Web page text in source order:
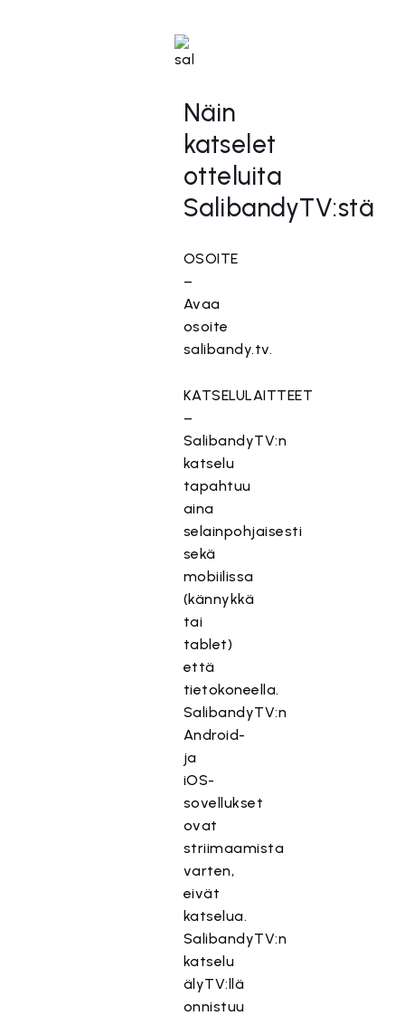
Näin
katselet
otteluita
SalibandyTV:stä
OSOITE
–
Avaa
osoite
salibandy.tv.
KATSELULAITTEET
–
SalibandyTV:n
katselu
tapahtuu
aina
selainpohjaisesti
sekä
mobiilissa
(kännykkä
tai
tablet)
että
tietokoneella.
SalibandyTV:n
Android-
ja
iOS-
sovellukset
ovat
striimaamista
varten,
eivät
katselua.
SalibandyTV:n
katselu
älyTV:llä
onnistuu